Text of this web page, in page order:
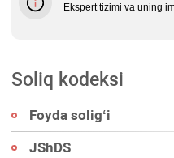
Ekspert tizimi va uning
Soliq kodeksi
Foyda soligʻi
JShDS